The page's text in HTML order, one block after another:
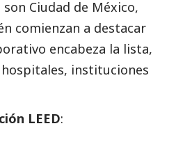
Ciudad de México,
comienzan a destacar
encabeza la lista,
instituciones
LEED: